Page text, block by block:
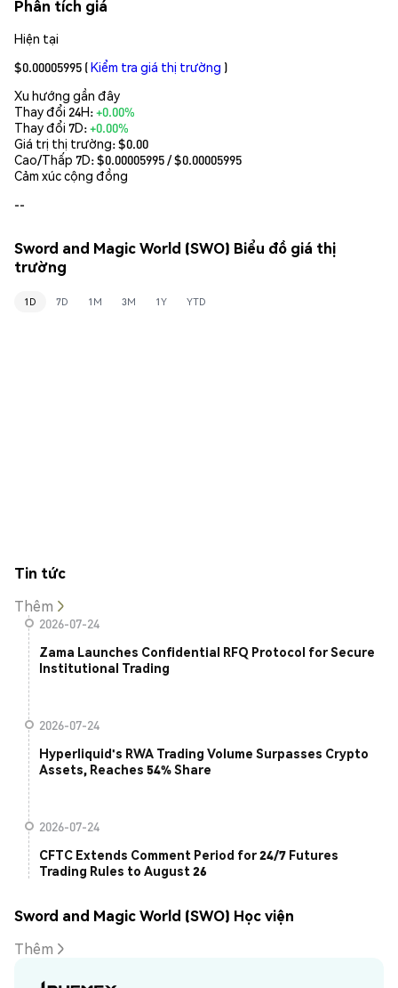
Phân tích giá
Hiện tại
$0.00005995 (Kiểm tra giá thị trường )
Xu hướng gần đây
Thay đổi 24H:+0.00%
Thay đổi 7D:+0.00%
Giá trị thị trường:$0.00
Cao/Thấp 7D: $0.00005995/ $0.00005995
Cảm xúc cộng đồng
--
Sword and Magic World (SWO) Biểu đồ giá thị
trường
1D 7D 1M 3M 1Y YTD
Tin tức
Thêm
2026-07-24
Zama Launches Confidential RFQ Protocol for Secure
Institutional Trading
2026-07-24
Hyperliquid's RWA Trading Volume Surpasses Crypto
Assets, Reaches 54% Share
2026-07-24
CFTC Extends Comment Period for 24/7 Futures
Trading Rules to August 26
Sword and Magic World (SWO) Học viện
Thêm